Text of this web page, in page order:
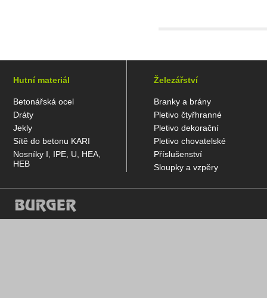
Hutní materiál
Betonářská ocel
Dráty
Jekly
Sítě do betonu KARI
Nosníky I, IPE, U, HEA,
HEB
Železářství
Branky a brány
Pletivo čtyřhranné
Pletivo dekorační
Pletivo chovatelské
Příslušenství
Sloupky a vzpěry